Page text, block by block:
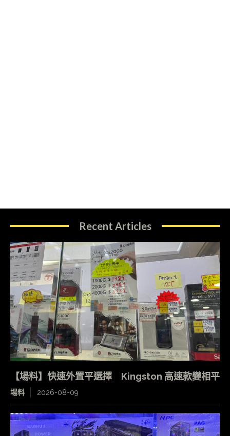
Recent Articles
【場料】快速外置平選擇 Kingston 高速款變相平
場料 2026-08-09